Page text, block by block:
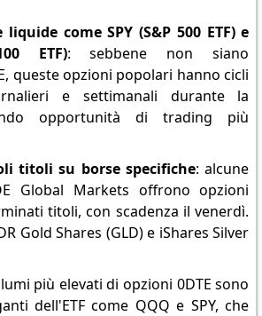
come SPY (S&P 500 ETF) e
ETF): sebbene non siano
queste opzioni popolari hanno cicli
e settimanali durante la
opportunità di trading più
titoli su borse specifiche: alcune
Global Markets offrono opzioni
titoli, con scadenza il venerdì.
Gold Shares (GLD) e iShares Silver
più elevati di opzioni 0DTE sono
dell'ETF come QQQ e SPY, che